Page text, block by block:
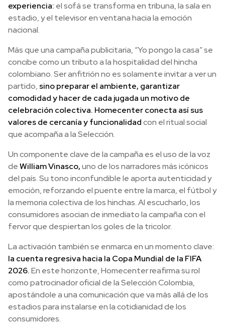
experiencia: el sofá se transforma en tribuna, la sala en
estadio, y el televisor en ventana hacia la emoción
nacional.
Más que una campaña publicitaria, “Yo pongo la casa” se
concibe como un tributo a la hospitalidad del hincha
colombiano. Ser anfitrión no es solamente invitar a ver un
partido, sino preparar el ambiente, garantizar
comodidad y hacer de cada jugada un motivo de
celebración colectiva. Homecenter conecta así sus
valores de cercanía y funcionalidadcon el ritual social
que acompaña a la Selección.
Un componente clave de la campaña es el uso de la voz
deWilliam Vinasco,uno de los narradores más icónicos
del país. Su tono inconfundible le aporta autenticidad y
emoción, reforzando el puente entre la marca, el fútbol y
la memoria colectiva de los hinchas. Al escucharlo, los
consumidores asocian de inmediato la campaña con el
fervor que despiertan los goles de la tricolor.
La activación también se enmarca en un momento clave:
la cuenta regresiva hacia la Copa Mundial de la FIFA
2026.En este horizonte, Homecenter reafirma su rol
como patrocinador oficial de la Selección Colombia,
apostándole a una comunicación que va más allá de los
estadios para instalarse en la cotidianidad de los
consumidores.